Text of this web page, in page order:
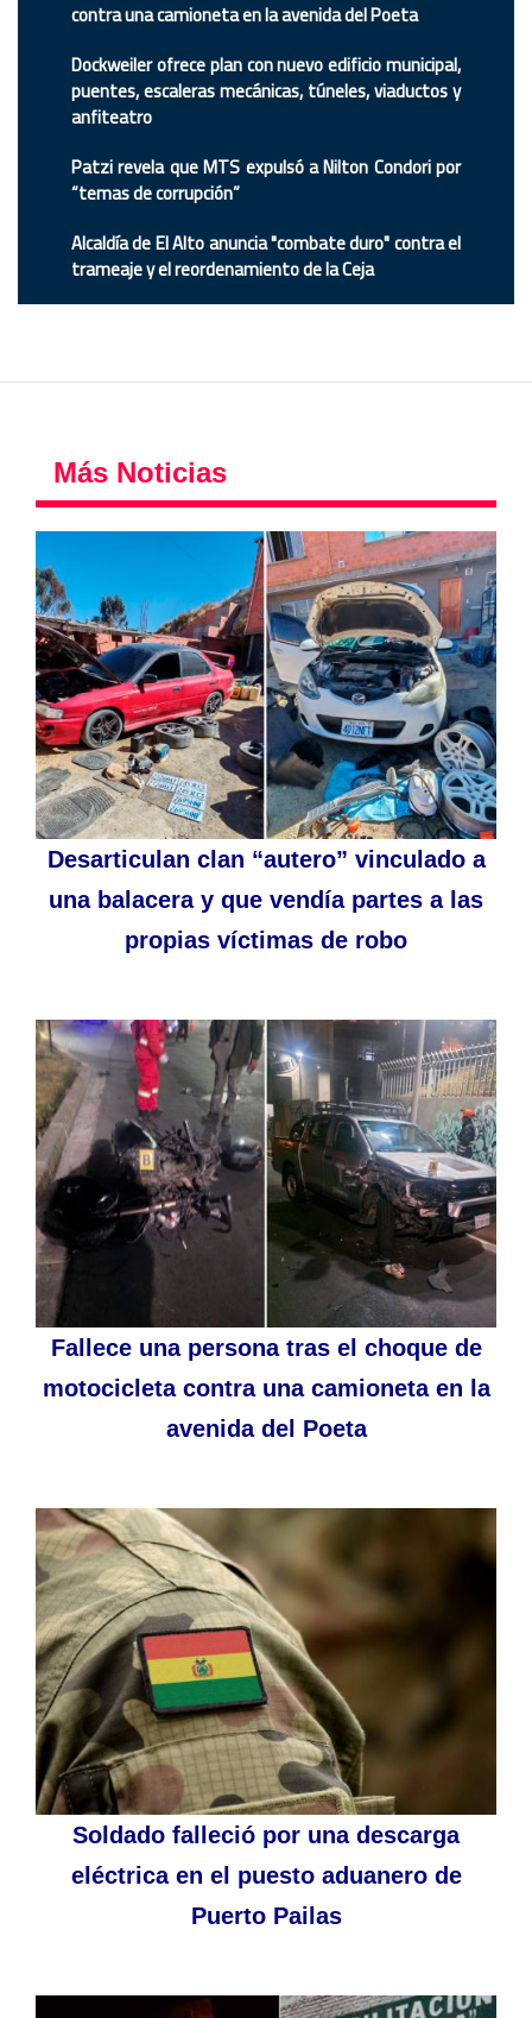
contra una camioneta en la avenida del Poeta
Dockweiler ofrece plan con nuevo edificio municipal,
puentes, escaleras mecánicas, túneles, viaductos y
anfiteatro
Patzi revela que MTS expulsó a Nilton Condori por
“temas de corrupción”
Alcaldía de El Alto anuncia "combate duro" contra el
trameaje y el reordenamiento de la Ceja
Más Noticias
Desarticulan clan “autero” vinculado a
una balacera y que vendía partes a las
propias víctimas de robo
Fallece una persona tras el choque de
motocicleta contra una camioneta en la
avenida del Poeta
Soldado falleció por una descarga
eléctrica en el puesto aduanero de
Puerto Pailas